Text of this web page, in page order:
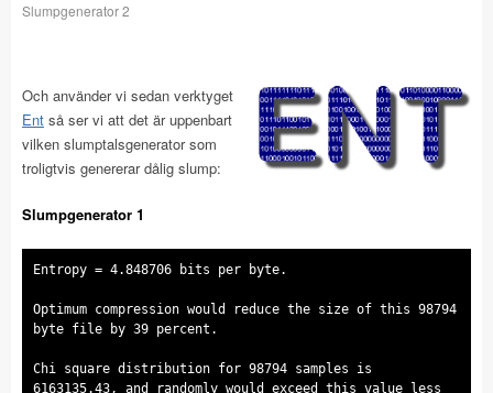
Slumpgenerator 2
Och använder vi sedan verktyget
Ent så ser vi att det är uppenbart
vilken slumptalsgenerator som
troligtvis genererar dålig slump:
Slumpgenerator 1
Entropy = 4.848706 bits per byte.
Optimum compression would reduce the size of this 98794
byte file by 39 percent.
Chi square distribution for 98794 samples is
6163135.43, and randomly would exceed this value less